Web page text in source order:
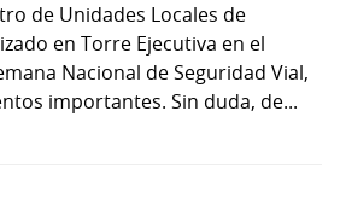
de Unidades Locales de
en Torre Ejecutiva en el
Nacional de Seguridad Vial,
importantes. Sin duda, de...